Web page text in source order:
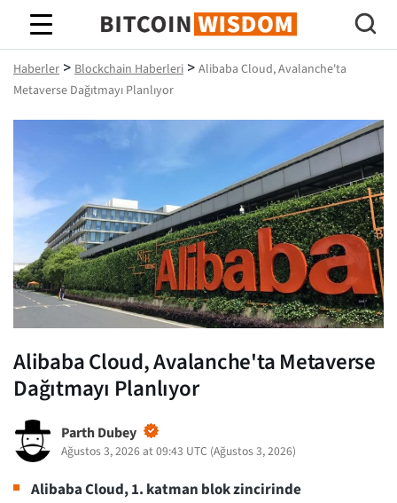
Bitcoin Bilgeliği
Haberler > Blockchain Haberleri > Alibaba Cloud, Avalanche'ta
Metaverse Dağıtmayı Planlıyor
Alibaba Cloud, Avalanche'ta Metaverse
Dağıtmayı Planlıyor
Parth Dubey
Ağustos 3, 2026 at 09:43 UTC (Ağustos 3, 2026)
Alibaba Cloud, 1. katman blok zincirinde